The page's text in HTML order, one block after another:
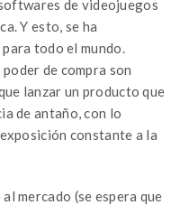
de videojuegos
Y esto, se ha
todo el mundo.
de compra son
lanzar un producto que
de antaño, con lo
constante a la
mercado (se espera que